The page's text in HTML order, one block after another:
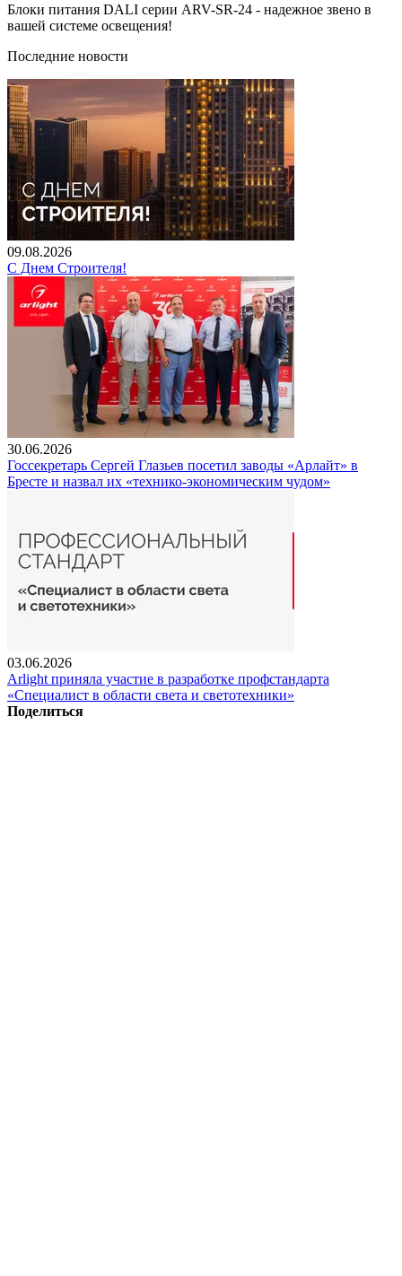
Блоки питания DALI серии ARV-SR-24 - надежное звено в
вашей системе освещения!
Последние новости
09.08.2026
С Днем Строителя!
30.06.2026
Госсекретарь Сергей Глазьев посетил заводы «Арлайт» в
Бресте и назвал их «технико-экономическим чудом»
03.06.2026
Arlight приняла участие в разработке профстандарта
«Специалист в области света и светотехники»
Поделиться